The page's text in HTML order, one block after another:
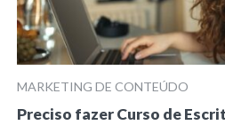
MARKETING DE CONTEÚDO
Preciso fazer Curso de